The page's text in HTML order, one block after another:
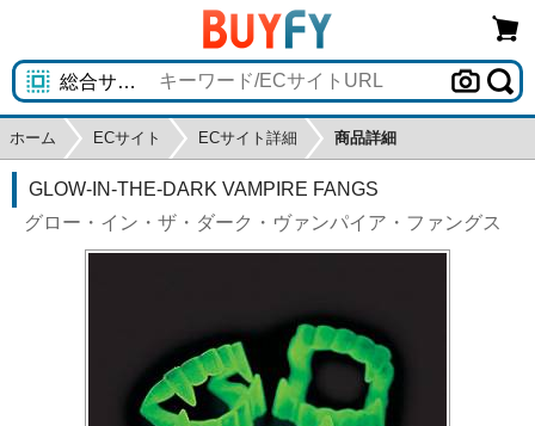
ホーム ECサイト ECサイト詳細 商品詳細
GLOW-IN-THE-DARK VAMPIRE FANGS
グロー・イン・ザ・ダーク・ヴァンパイア・ファングス